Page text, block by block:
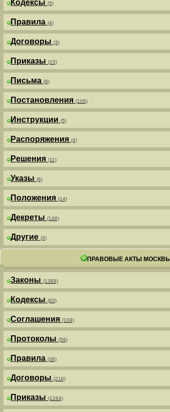
Кодексы (5)
Правила (4)
Договоры (3)
Приказы (15)
Письма (8)
Постановления (106)
Инструкции (5)
Распоряжения (4)
Решения (11)
Указы (6)
Положения (14)
Декреты (146)
Другие (3)
ПРАВОВЫЕ АКТЫ МОСКВЫ
Законы (1389)
Кодексы (83)
Соглашения (109)
Протоколы (59)
Правила (38)
Договоры (216)
Приказы (1264)